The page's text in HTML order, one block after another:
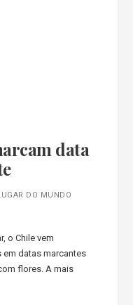
data
DO MUNDO
o Chile vem
em datas marcantes
flores. A mais